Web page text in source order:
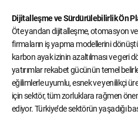
Dijitalleşme ve Sürdürülebilirlik Ön
Öte yandan dijitalleşme, otomasyon ve
firmaların iş yapma modellerini
karbon ayak izinin azaltılması ve geri
yatırımlar rekabet gücünün temel
eğilimlerle uyumlu, esnek ve yenilikçi
için sektör, tüm zorluklara rağmen
ediyor. Türkiye’de sektörün yaşadığı